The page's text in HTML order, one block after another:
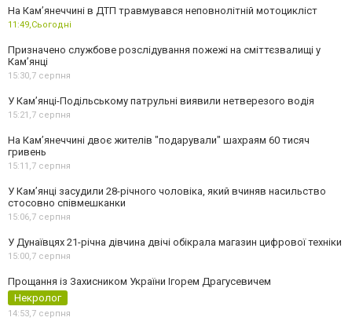
На Кам’янеччині в ДТП травмувався неповнолітній мотоцикліст
11:49,Сьогодні
Призначено службове розслідування пожежі на сміттєзвалищі у
Кам’янці
15:30,7 серпня
У Кам’янці-Подільському патрульні виявили нетверезого водія
15:21,7 серпня
На Камʼянеччині двоє жителів "подарували" шахраям 60 тисяч
гривень
15:11,7 серпня
У Камʼянці засудили 28-річного чоловіка, який вчиняв насильство
стосовно співмешканки
15:06,7 серпня
У Дунаївцях 21-річна дівчина двічі обікрала магазин цифрової техніки
15:00,7 серпня
Прощання із Захисником України Ігорем Драгусевичем
Некролог
14:53,7 серпня